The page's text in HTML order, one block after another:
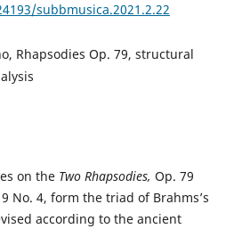
subbmusica.2021.2.22
Rhapsodies Op. 79, structural
on the Two Rhapsodies, Op. 79
No. 4, form the triad of Brahms’s
according to the ancient